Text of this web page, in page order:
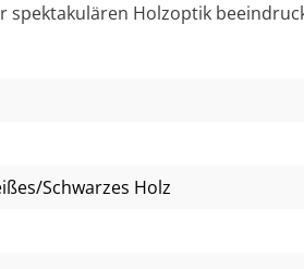
Holzoptik
Schwarzes Holz